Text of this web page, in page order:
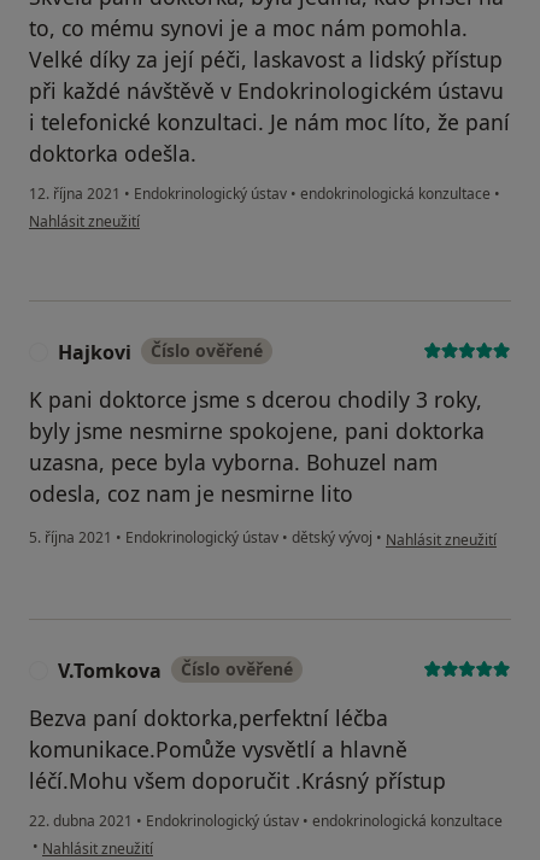
to, co mému synovi je a moc nám pomohla.
Velké díky za její péči, laskavost a lidský přístup
při každé návštěvě v Endokrinologickém ústavu
i telefonické konzultaci. Je nám moc líto, že paní
doktorka odešla.
12. října 2021 • Endokrinologický ústav • endokrinologická konzultace •
podle názoru uživatele K.P.
Nahlásit zneužití
Hajkovi Číslo ověřené
K pani doktorce jsme s dcerou chodily 3 roky,
byly jsme nesmirne spokojene, pani doktorka
uzasna, pece byla vyborna. Bohuzel nam
odesla, coz nam je nesmirne lito
5. října 2021 • Endokrinologický ústav • dětský vývoj • podle názoru
Nahlásit zneužití
V.Tomkova Číslo ověřené
Bezva paní doktorka,perfektní léčba
komunikace.Pomůže vysvětlí a hlavně
léčí.Mohu všem doporučit .Krásný přístup
22. dubna 2021 • Endokrinologický ústav • endokrinologická konzultace
• podle názoru uživatele V.Tomkova
Nahlásit zneužití